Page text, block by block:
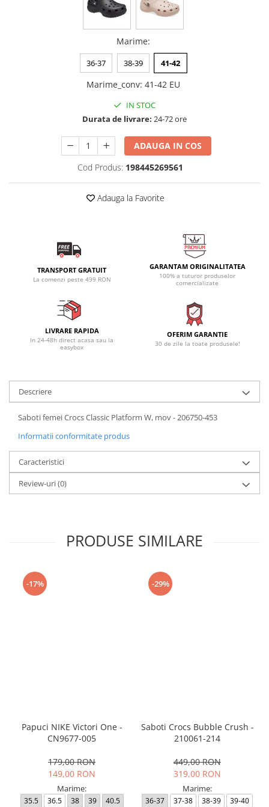
Marime:
36-37 38-39 41-42
Marime_conv: 41-42 EU
IN STOC
Durata de livrare: 24-72 ore
ADAUGA IN COS
Cod Produs: 198445269561
Adauga la Favorite
TRANSPORT GRATUIT
La comenzi peste 499 RON
GARANTAM ORIGINALITATEA
100% a tuturor produselor
comercializate
LIVRARE RAPIDA
In 24-48h direct acasa sau la
easybox
OFERIM GARANTIE
30 de zile la toate produsele!
Descriere
Saboti femei Crocs Classic Platform W, mov - 206750-453
Informatii conformitate produs
Caracteristici
Review-uri(0)
PRODUSE SIMILARE
-17%
Papuci NIKE Victori One -
CN9677-005
179,00 RON
149,00 RON
Marime:
35.5 36.5 38 39 40.5
-29%
Saboti Crocs Bubble Crush -
210061-214
449,00 RON
319,00 RON
Marime:
36-37 37-38 38-39 39-40